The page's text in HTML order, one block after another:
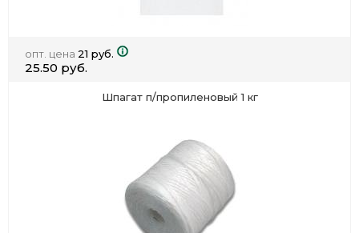
опт. цена 21 руб.
25.50 руб.
Шпагат п/пропиленовый 1 кг